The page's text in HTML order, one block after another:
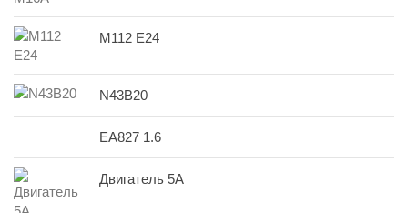
M112 E24
N43B20
EA827 1.6
Двигатель 5A